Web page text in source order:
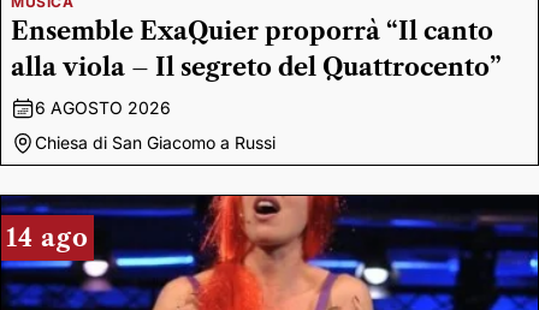
Ensemble ExaQuier proporrà “Il canto
alla viola – Il segreto del Quattrocento”
6 AGOSTO 2026
Chiesa di San Giacomo a Russi
14 ago